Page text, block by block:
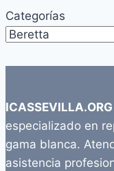
Categorías
ICASSEVILLA.ORG
especializado en
gama blanca.
asistencia